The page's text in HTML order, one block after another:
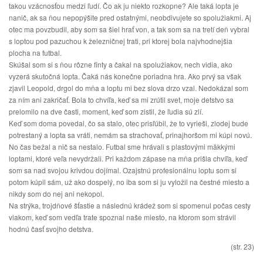
takou vzácnosťou medzi ľudí. Čo ak ju niekto rozkopne? Ale taká lopta je
nanič, ak sa ňou nepopýšite pred ostatnými, neobdivujete so spolužiakmi. Aj
otec ma povzbudil, aby som sa šiel hrať von, a tak som sa na tretí deň vybral
s loptou pod pazuchou k železničnej trati, pri ktorej bola najvhodnejšia
plocha na futbal.
Skúšal som si s ňou rôzne finty a čakal na spolužiakov, nech vidia, ako
vyzerá skutočná lopta. Čaká nás konečne poriadna hra. Ako prvý sa však
zjavil Leopold, drgol do mňa a loptu mi bez slova drzo vzal. Nedokázal som
za ním ani zakričať. Bola to chvíľa, keď sa mi zrútil svet, moje detstvo sa
prelomilo na dve časti, moment, keď som zistil, že ľudia sú zlí.
Keď som doma povedal, čo sa stalo, otec prisľúbil, že to vyrieši, zlodej bude
potrestaný a lopta sa vráti, nemám sa strachovať, prinajhoršom mi kúpi novú.
No čas bežal a nič sa nestalo. Futbal sme hrávali s plastovými mäkkými
loptami, ktoré veľa nevydržali. Pri každom zápase na mňa prišla chvíľa, keď
som sa nad svojou krivdou dojímal. Ozajstnú profesionálnu loptu som si
potom kúpil sám, už ako dospelý, no iba som si ju vyložil na čestné miesto a
nikdy som do nej ani nekopol.
Na strýka, trojdňové šťastie a následnú krádež som si spomenul počas cesty
vlakom, keď som vedľa trate spoznal naše miesto, na ktorom som strávil
hodnú časť svojho detstva.
(str. 23)